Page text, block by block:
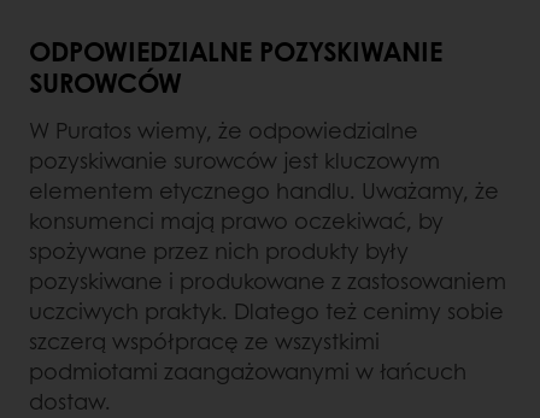
ODPOWIEDZIALNE POZYSKIWANIE
SUROWCÓW
W Puratos wiemy, że odpowiedzialne
pozyskiwanie surowców jest kluczowym
elementem etycznego handlu. Uważamy, że
konsumenci mają prawo oczekiwać, by
spożywane przez nich produkty były
pozyskiwane i produkowane z zastosowaniem
uczciwych praktyk. Dlatego też cenimy sobie
szczerą współpracę ze wszystkimi
podmiotami zaangażowanymi w łańcuch
dostaw.